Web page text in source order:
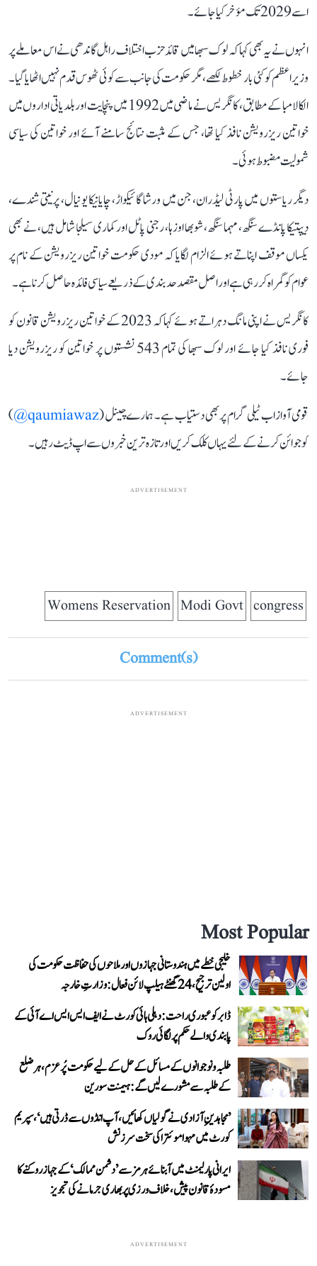
اسے 2029 تک مؤخر کیا جائے۔
انہوں نے یہ بھی کہا کہ لوک سبھا میں قائد حزب اختلاف راہل گاندھی نے اس معاملے پر
وزیر اعظم کو کئی بار خطوط لکھے، مگر حکومت کی جانب سے کوئی ٹھوس قدم نہیں اٹھایا گیا۔
الکا لامبا کے مطابق، کانگریس نے ماضی میں 1992 میں پنچایت اور بلدیاتی اداروں میں
خواتین ریزرویشن نافذ کیا تھا، جس کے مثبت نتائج سامنے آئے اور خواتین کی سیاسی
شمولیت مضبوط ہوئی۔
دیگر ریاستوں میں پارٹی لیڈران، جن میں ورشا گائیکواڑ، چایانیکا یونیال، پرنیتی شندے،
دیپتیکا پانڈے سنگھ، مہما سنگھ، شوبھا اوزہا، رجنی پاٹل اور کماری سیلجا شامل ہیں، نے بھی
یکساں موقف اپناتے ہوئے الزام لگایا کہ مودی حکومت خواتین ریزرویشن کے نام پر
عوام کو گمراہ کر رہی ہے اور اصل مقصد حد بندی کے ذریعے سیاسی فائدہ حاصل کرنا ہے۔
کانگریس نے اپنی مانگ دہراتے ہوئے کہا کہ 2023 کے خواتین ریزرویشن قانون کو
فوری نافذ کیا جائے اور لوک سبھا کی تمام 543 نشستوں پر خواتین کو ریزرویشن دیا
جائے۔
قومی آواز اب ٹیلی گرام پر بھی دستیاب ہے۔ ہمارے چینل (qaumiawaz@
)
کو جوائن کرنے کے لئے یہاں کلک کریں اور تازہ ترین خبروں سے اپ ڈیٹ رہیں۔
ADVERTISEMENT
congress
Modi Govt
Womens Reservation
Comment(s)
ADVERTISEMENT
Most Popular
خلیجی خطے میں ہندوستانی جہازوں اور ملاحوں کی حفاظت حکومت کی
اولین ترجیح، 24 گھنٹے ہیلپ لائن فعال: وزارتِ خارجہ
ڈابر کو عبوری راحت: دہلی ہائی کورٹ نے ایف ایس ایس اے آئی کے
پابندی والے حکم پر لگائی روک
طلبہ و نوجوانوں کے مسائل کے حل کے لیے حکومت پُرعزم، ہر ضلع
کے طلبہ سے مشورے لیں گے: ہیمنت سورین
’مجاہدینِ آزادی نے گولیاں کھائیں، آپ انڈوں سے ڈرتی ہیں‘، سپریم
کورٹ میں مہوا موئترا کی سخت سرزنش
ایرانی پارلیمنٹ میں آبنائے ہرمز سے ’دشمن ممالک‘ کے جہاز روکنے کا
مسودۂ قانون پیش، خلاف ورزی پر بھاری جرمانے کی تجویز
ADVERTISEMENT